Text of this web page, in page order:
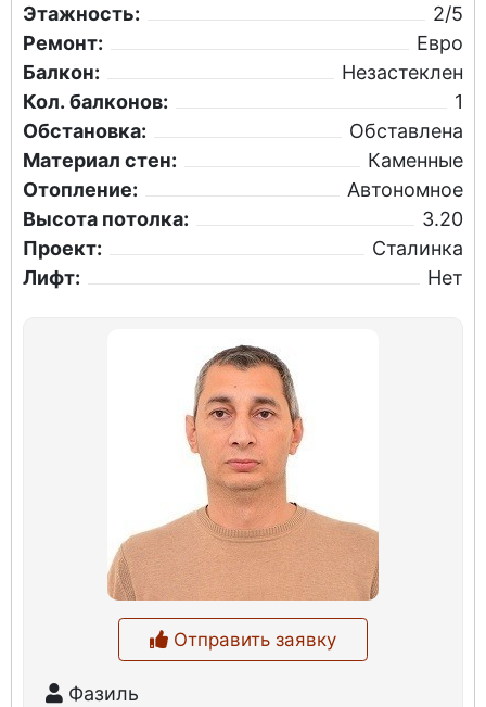
Этажность:
2/5
Ремонт:
Евро
Балкон:
Незастеклен
Кол. балконов:
1
Обстановка:
Обставлена
Материал стен:
Каменные
Отопление:
Автономное
Высота потолка:
3.20
Проект:
Сталинка
Лифт:
Нет
Отправить заявку
Фазиль